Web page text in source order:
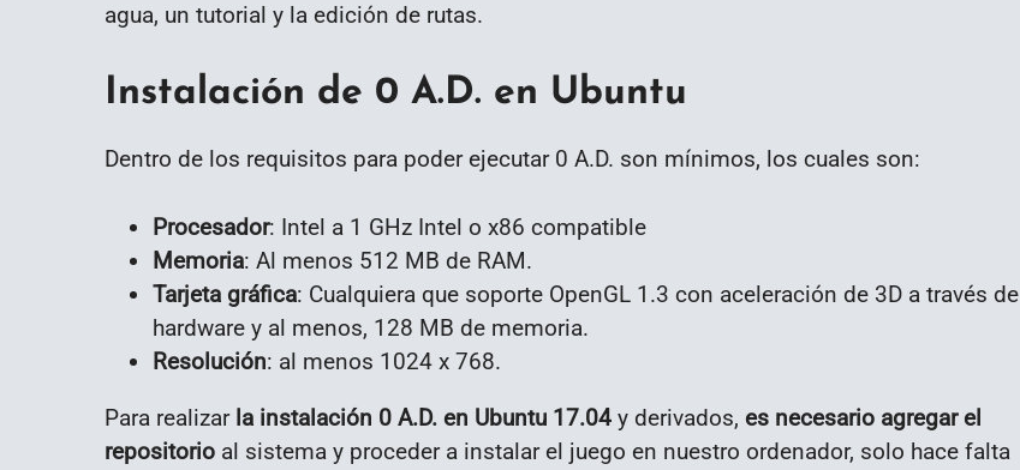
agua, un tutorial y la edición de rutas.
Instalación de 0 A.D. en Ubuntu
Dentro de los requisitos para poder ejecutar 0 A.D. son mínimos, los cuales son:
Procesador: Intel a 1 GHz Intel o x86 compatible
Memoria: Al menos 512 MB de RAM.
Tarjeta gráfica: Cualquiera que soporte OpenGL 1.3 con aceleración de 3D a través de
hardware y al menos, 128 MB de memoria.
Resolución: al menos 1024 x 768.
Para realizar la instalación 0 A.D. en Ubuntu 17.04 y derivados, es necesario agregar el
repositorio al sistema y proceder a instalar el juego en nuestro ordenador, solo hace falta